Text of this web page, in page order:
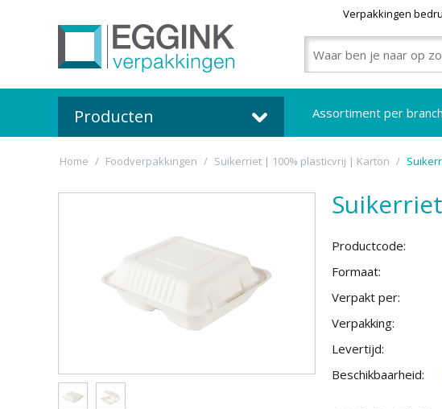
Verpakkingen
Producten Assortiment per
Home / Foodverpakkingen / Suikerriet | 100% plasticvrij | Karton /
Productcode:
Formaat:
Verpakt per:
Verpakking:
Levertijd:
Beschikbaarheid: